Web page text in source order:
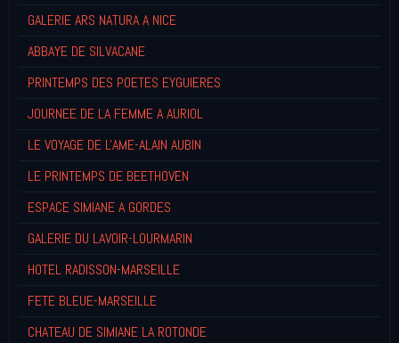
GALERIE ARS NATURA A NICE
ABBAYE DE SILVACANE
PRINTEMPS DES POETES EYGUIERES
JOURNEE DE LA FEMME A AURIOL
LE VOYAGE DE L'AME-ALAIN AUBIN
LE PRINTEMPS DE BEETHOVEN
ESPACE SIMIANE A GORDES
GALERIE DU LAVOIR-LOURMARIN
HOTEL RADISSON-MARSEILLE
FETE BLEUE-MARSEILLE
CHATEAU DE SIMIANE LA ROTONDE